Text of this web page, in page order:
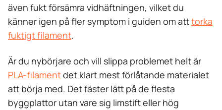
även fukt försämra vidhäftningen, vilket du
känner igen på fler symptom i guiden om atttorka
fuktigt filament.
Är du nybörjare och vill slippa problemet helt är
PLA-filamentdet klart mest förlåtande materialet
att börja med. Det fäster lätt på de flesta
byggplattor utan vare sig limstift eller hög